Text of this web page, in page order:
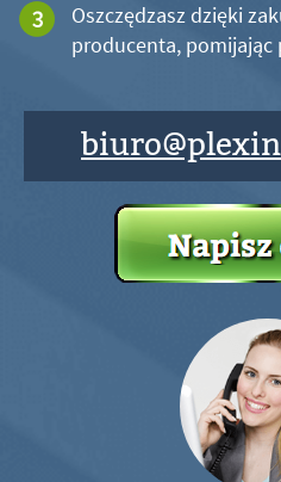
Oszczędzasz dzięki
producenta, pomijając